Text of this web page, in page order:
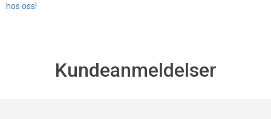
hos oss!
Kundeanmeldelser